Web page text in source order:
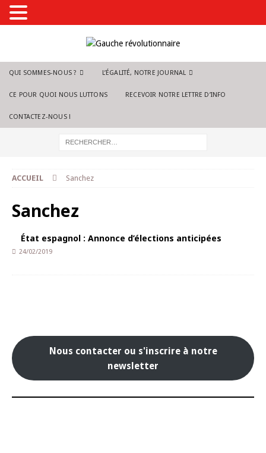
QUI SOMMES-NOUS ? L’ÉGALITÉ, NOTRE JOURNAL
CE POUR QUOI NOUS LUTTONS RECEVOIR NOTRE LETTRE D’INFO
CONTACTEZ-NOUS !
ACCUEIL Sanchez
Sanchez
État espagnol : Annonce d’élections anticipées
24/02/2019
Nous contacter ou s'inscrire à notre
newsletter